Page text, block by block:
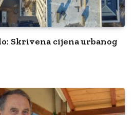
Skrivena cijena urbanog